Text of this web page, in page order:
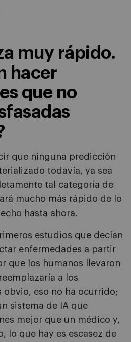
muy rápido.
hacer
que no
que ninguna predicción
todavía, ya sea
tal categoría de
mucho más rápido de lo
hasta ahora.
estudios que decían
enfermedades a partir
que los humanos llevaron
a los
obvio, eso no ha ocurrido;
sistema de IA que
mejor que un médico y,
lo que hay es escasez de